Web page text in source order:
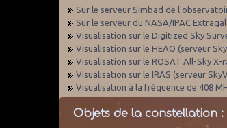
Sur le serveur Simbad de
Sur le serveur du NASA/IPAC
Visualisation sur le Digitized Sky
Visualisation sur le HEAO (serveur
Visualisation sur le ROSAT All-Sky
Visualisation sur le IRAS (serveur
Visualisation à la fréquence de 408
Objets de la constellation :